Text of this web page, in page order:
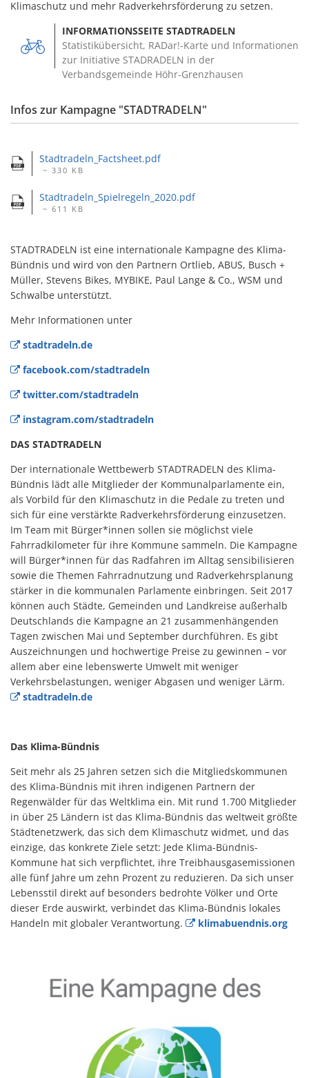
Klimaschutz und mehr Radverkehrsförderung zu setzen.
INFORMATIONSSEITE STADTRADELN
Statistikübersicht, RADar!-Karte und Informationen
zur Initiative STADRADELN in der
Verbandsgemeinde Höhr-Grenzhausen
Infos zur Kampagne "STADTRADELN"
Stadtradeln_Factsheet.pdf
~ 330 KB
Stadtradeln_Spielregeln_2020.pdf
~ 611 KB
STADTRADELN ist eine internationale Kampagne des Klima-
Bündnis und wird von den Partnern Ortlieb, ABUS, Busch +
Müller, Stevens Bikes, MYBIKE, Paul Lange & Co., WSM und
Schwalbe unterstützt.
Mehr Informationen unter
stadtradeln.de
facebook.com/stadtradeln
twitter.com/stadtradeln
instagram.com/stadtradeln
DAS STADTRADELN
Der internationale Wettbewerb STADTRADELN des Klima-
Bündnis lädt alle Mitglieder der Kommunalparlamente ein,
als Vorbild für den Klimaschutz in die Pedale zu treten und
sich für eine verstärkte Radverkehrsförderung einzusetzen.
Im Team mit Bürger*innen sollen sie möglichst viele
Fahrradkilometer für ihre Kommune sammeln. Die Kampagne
will Bürger*innen für das Radfahren im Alltag sensibilisieren
sowie die Themen Fahrradnutzung und Radverkehrsplanung
stärker in die kommunalen Parlamente einbringen. Seit 2017
können auch Städte, Gemeinden und Landkreise außerhalb
Deutschlands die Kampagne an 21 zusammenhängenden
Tagen zwischen Mai und September durchführen. Es gibt
Auszeichnungen und hochwertige Preise zu gewinnen – vor
allem aber eine lebenswerte Umwelt mit weniger
Verkehrsbelastungen, weniger Abgasen und weniger Lärm.
stadtradeln.de
Das Klima-Bündnis
Seit mehr als 25 Jahren setzen sich die Mitgliedskommunen
des Klima-Bündnis mit ihren indigenen Partnern der
Regenwälder für das Weltklima ein. Mit rund 1.700 Mitglieder
in über 25 Ländern ist das Klima-Bündnis das weltweit größte
Städtenetzwerk, das sich dem Klimaschutz widmet, und das
einzige, das konkrete Ziele setzt: Jede Klima-Bündnis-
Kommune hat sich verpflichtet, ihre Treibhausgasemissionen
alle fünf Jahre um zehn Prozent zu reduzieren. Da sich unser
Lebensstil direkt auf besonders bedrohte Völker und Orte
dieser Erde auswirkt, verbindet das Klima-Bündnis lokales
Handeln mit globaler Verantwortung.
klimabuendnis.org